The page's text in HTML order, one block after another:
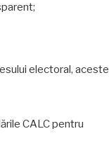
electoral, aceste
CALC pentru